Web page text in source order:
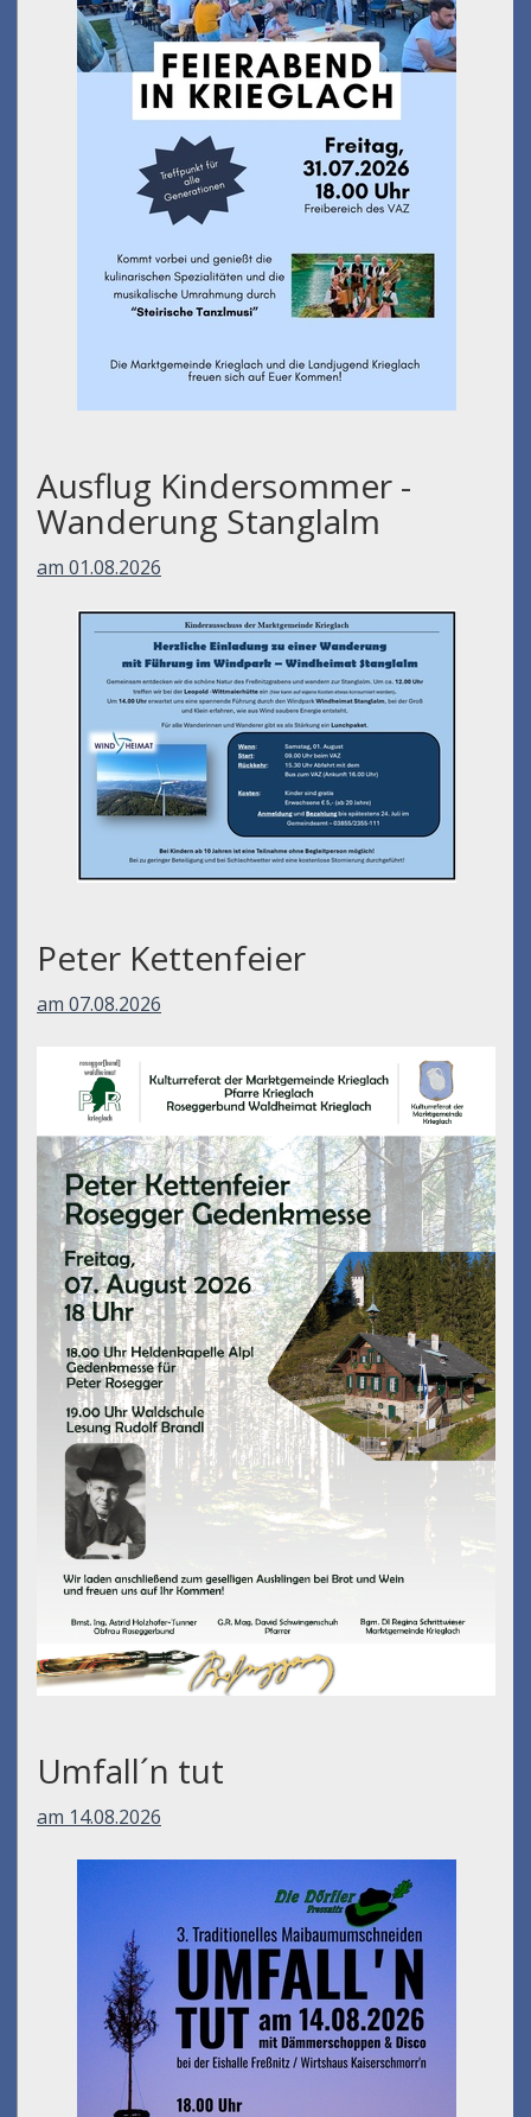
Ausflug Kindersommer -
Wanderung Stanglalm
am 01.08.2026
Peter Kettenfeier
am 07.08.2026
Umfall´n tut
am 14.08.2026